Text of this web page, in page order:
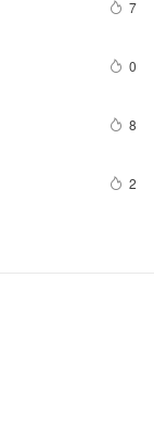
7
0
8
2
商城实例
所需要条